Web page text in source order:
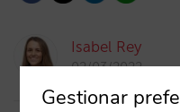
Isabel Rey
02/03/2022
Gestionar